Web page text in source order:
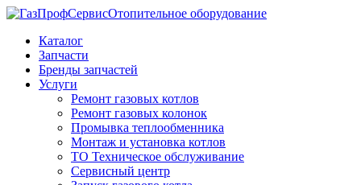
Отопительное оборудование
Каталог
Запчасти
Бренды запчастей
Услуги
Ремонт газовых котлов
Ремонт газовых колонок
Промывка теплообменника
Монтаж и установка котлов
ТО Техническое обслуживание
Сервисный центр